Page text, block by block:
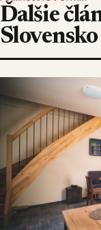
Ďalšie
Slovensko